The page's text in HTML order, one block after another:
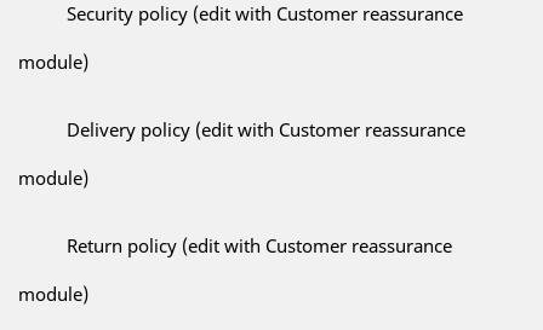
Security policy (edit with Customer reassurance
module)
Delivery policy (edit with Customer reassurance
module)
Return policy (edit with Customer reassurance
module)